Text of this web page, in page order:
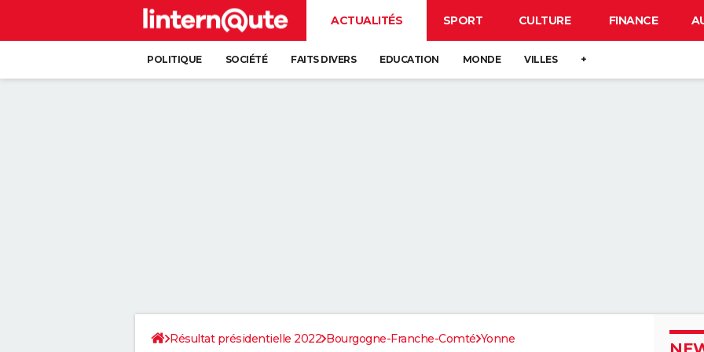
ACTUALITÉS SPORT CULTURE FINANCE
POLITIQUE SOCIÉTÉ FAITS DIVERS EDUCATION MONDE VILLES +
Résultat présidentielle 2022 Bourgogne-Franche-Comté Yonne